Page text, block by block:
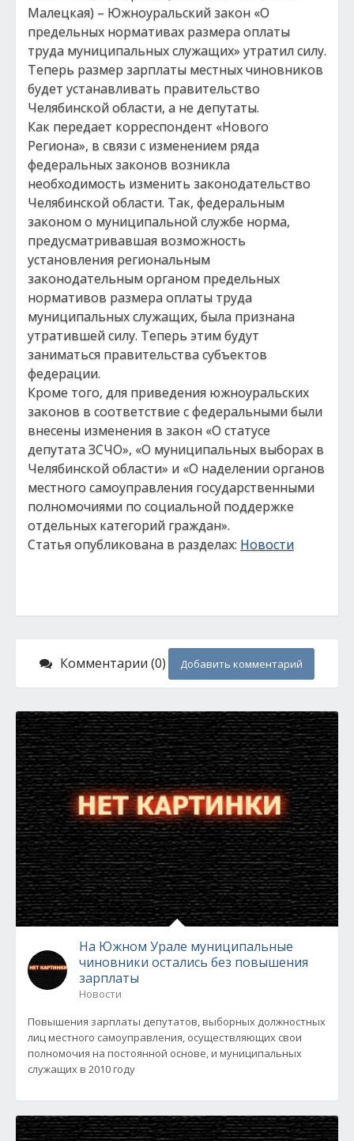
Малецкая) – Южноуральский закон «О
предельных нормативах размера оплаты
труда муниципальных служащих» утратил силу.
Теперь размер зарплаты местных чиновников
будет устанавливать правительство
Челябинской области, а не депутаты.
Как передает корреспондент «Нового
Региона», в связи с изменением ряда
федеральных законов возникла
необходимость изменить законодательство
Челябинской области. Так, федеральным
законом о муниципальной службе норма,
предусматривавшая возможность
установления региональным
законодательным органом предельных
нормативов размера оплаты труда
муниципальных служащих, была признана
утратившей силу. Теперь этим будут
заниматься правительства субъектов
федерации.
Кроме того, для приведения южноуральских
законов в соответствие с федеральными были
внесены изменения в закон «О статусе
депутата ЗСЧО», «О муниципальных выборах в
Челябинской области» и «О наделении органов
местного самоуправления государственными
полномочиями по социальной поддержке
отдельных категорий граждан».
Статья опубликована в разделах: Новости
Комментарии (0) Добавить комментарий
На Южном Урале муниципальные
чиновники остались без повышения
зарплаты
Новости
Повышения зарплаты депутатов, выборных должностных
лиц местного самоуправления, осуществляющих свои
полномочия на постоянной основе, и муниципальных
служащих в 2010 году